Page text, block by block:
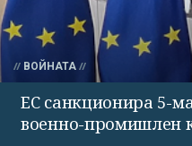
ВОЙНАТА
ЕС санкционира 5-
военно-промишлен